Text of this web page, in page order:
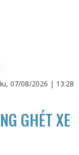
07/08/2026 | 13:28
GHÉT XE